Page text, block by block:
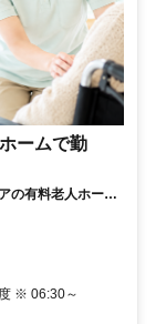
ームで勤
の有料老人ホーム
※ 06:30～